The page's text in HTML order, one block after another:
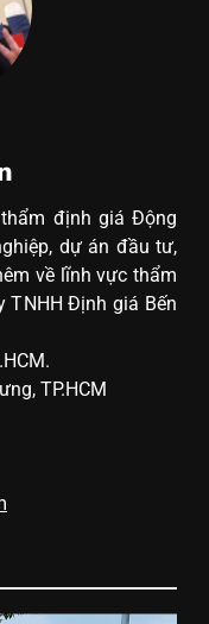
định giá Động
dự án đầu tư,
về lĩnh vực thẩm
TNHH Định giá Bến
TP.HCM